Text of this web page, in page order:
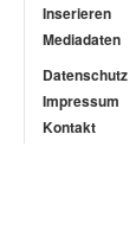
Inserieren
Mediadaten
Datenschutz
Impressum
Kontakt